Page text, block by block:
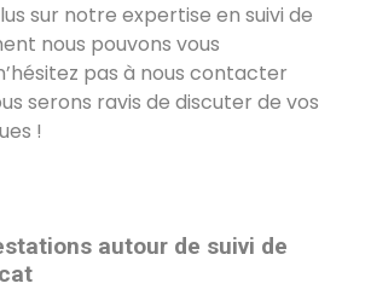
sur notre expertise en suivi de
nous pouvons vous
pas à nous contacter
serons ravis de discuter de vos
!
autour de suivi de